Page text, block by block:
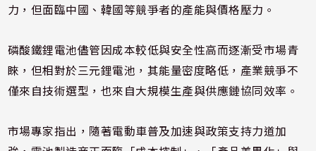
力，但面臨中國、韓國等競爭者的產能與價格壓力。
磷酸鐵鋰電池儘管因成本較低與安全性高而逐漸受市場青
睞，但相對於三元鋰電池，其能量密度略低，產業競爭不
僅來自技術選型，也來自大規模生產與供應鏈協同效率。
市場專家指出，隨著電動車普及加速與政策支持力道加